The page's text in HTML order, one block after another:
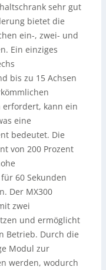
sehr gut
bietet die
ein-, zwei- und
Ein einziges
bis zu 15 Achsen
kann ein
eine
bedeutet. Die
von 200 Prozent
60 Sekunden
Der MX300
zwei
und ermöglicht
Betrieb. Durch die
Modul zur
werden, wodurch